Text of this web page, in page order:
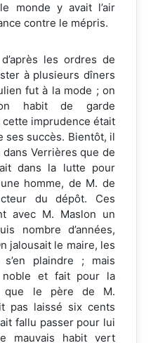
monde y avait l’air
contre le mépris.
les ordres de
à plusieurs dîners
fut à la mode ; on
habit de garde
cette imprudence était
ses succès. Bientôt, il
Verrières que de
dans la lutte pour
homme, de M. de
du dépôt. Ces
avec M. Maslon un
nombre d’années,
jalousait le maire, les
plaindre ; mais
et fait pour la
que le père de M.
pas laissé six cents
fallu passer pour lui
mauvais habit vert